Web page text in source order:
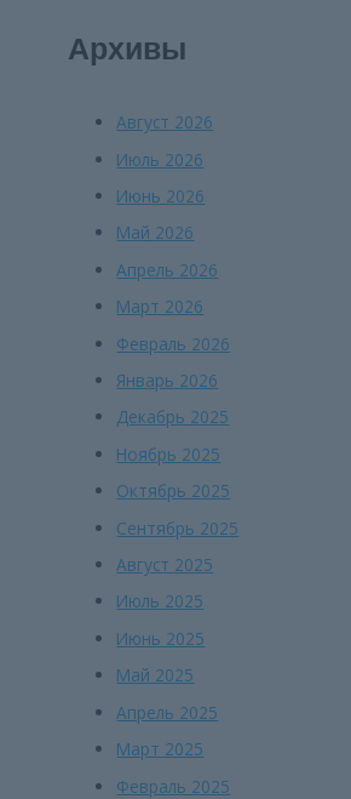
Архивы
Август 2026
Июль 2026
Июнь 2026
Май 2026
Апрель 2026
Март 2026
Февраль 2026
Январь 2026
Декабрь 2025
Ноябрь 2025
Октябрь 2025
Сентябрь 2025
Август 2025
Июль 2025
Июнь 2025
Май 2025
Апрель 2025
Март 2025
Февраль 2025